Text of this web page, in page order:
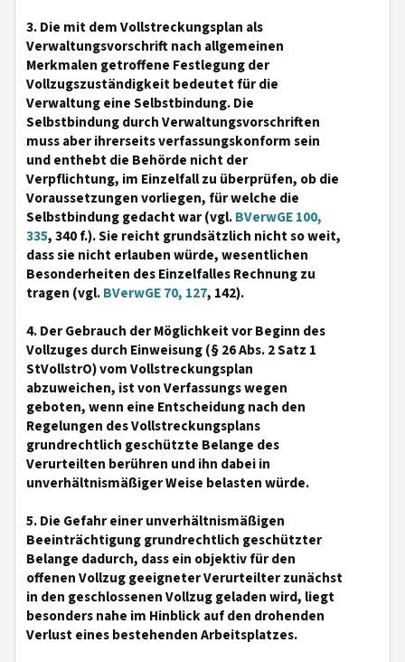
3. Die mit dem Vollstreckungsplan als
Verwaltungsvorschrift nach allgemeinen
Merkmalen getroffene Festlegung der
Vollzugszuständigkeit bedeutet für die
Verwaltung eine Selbstbindung. Die
Selbstbindung durch Verwaltungsvorschriften
muss aber ihrerseits verfassungskonform sein
und enthebt die Behörde nicht der
Verpflichtung, im Einzelfall zu überprüfen, ob die
Voraussetzungen vorliegen, für welche die
Selbstbindung gedacht war (vgl.BVerwGE 100,
335, 340 f.). Sie reicht grundsätzlich nicht so weit,
dass sie nicht erlauben würde, wesentlichen
Besonderheiten des Einzelfalles Rechnung zu
tragen (vgl.BVerwGE 70, 127, 142).
4. Der Gebrauch der Möglichkeit vor Beginn des
Vollzuges durch Einweisung (§ 26 Abs. 2 Satz 1
StVollstrO) vom Vollstreckungsplan
abzuweichen, ist von Verfassungs wegen
geboten, wenn eine Entscheidung nach den
Regelungen des Vollstreckungsplans
grundrechtlich geschützte Belange des
Verurteilten berühren und ihn dabei in
unverhältnismäßiger Weise belasten würde.
5. Die Gefahr einer unverhältnismäßigen
Beeinträchtigung grundrechtlich geschützter
Belange dadurch, dass ein objektiv für den
offenen Vollzug geeigneter Verurteilter zunächst
in den geschlossenen Vollzug geladen wird, liegt
besonders nahe im Hinblick auf den drohenden
Verlust eines bestehenden Arbeitsplatzes.